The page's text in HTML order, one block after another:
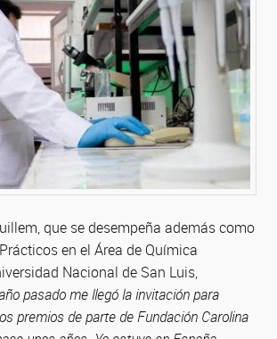
que se desempeña además como
en el Área de Química
Nacional de San Luis,
pasado me llegó la invitación para
premios de parte de Fundación Carolina